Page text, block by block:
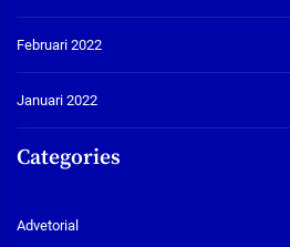
Februari 2022
Januari 2022
Categories
Advetorial